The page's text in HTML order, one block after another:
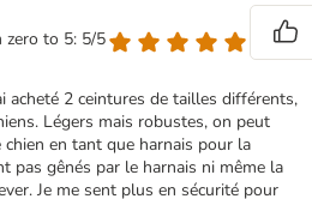
zero to 5: 5/5
acheté 2 ceintures de tailles différents,
Légers mais robustes, on peut
en tant que harnais pour la
pas gênés par le harnais ni même la
Je me sent plus en sécurité pour